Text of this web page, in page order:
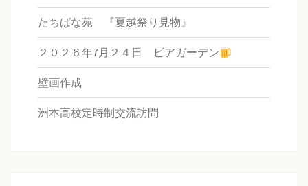
たちばな苑 『夏越祭り見物』
２０２６年7月２４日 ビアガーデン
壁画作成
洲本高校定時制交流訪問